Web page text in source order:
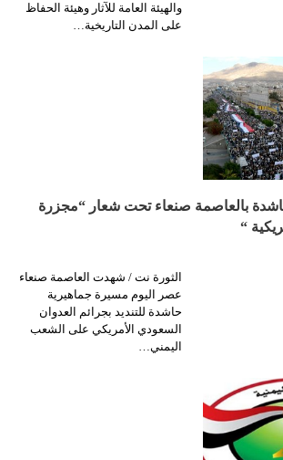
والهيئة العامة للآثار وهيئة الحفاظ
على المدن التاريخية…
بالعاصمة صنعاء تحت شعار “مجزرة
“
الثورة نت / شهدت العاصمة صنعاء
عصر اليوم مسيرة جماهيرية
حاشدة للتنديد بجرائم العدوان
السعودي الأمريكي على الشعب
اليمني…